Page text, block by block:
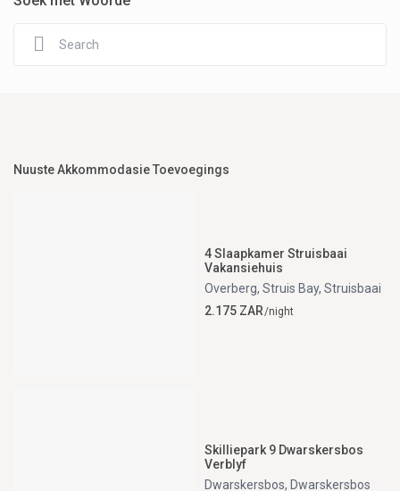
Nuuste Akkommodasie Toevoegings
4 Slaapkamer Struisbaai
Vakansiehuis
Overberg, Struis Bay,Struisbaai
2.175 ZAR/night
Skilliepark 9 Dwarskersbos
Verblyf
Dwarskersbos, Dwarskersbos